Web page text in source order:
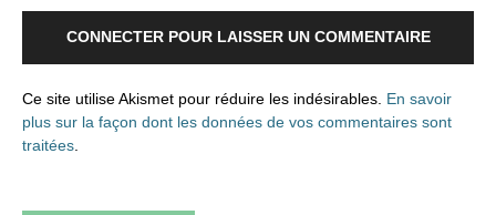
CONNECTER POUR LAISSER UN COMMENTAIRE
Ce site utilise Akismet pour réduire les indésirables. En savoir
plus sur la façon dont les données de vos commentaires sont
traitées